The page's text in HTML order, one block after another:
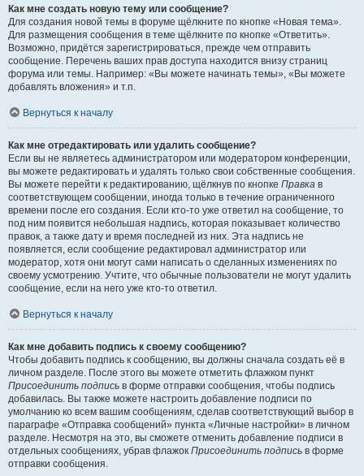
Как мне создать новую тему или сообщение?
Для создания новой темы в форуме щёлкните по кнопке «Новая тема».
Для размещения сообщения в теме щёлкните по кнопке «Ответить».
Возможно, придётся зарегистрироваться, прежде чем отправить
сообщение. Перечень ваших прав доступа находится внизу страниц
форума или темы. Например: «Вы можете начинать темы», «Вы можете
добавлять вложения» и т.п.
Вернуться к началу
Как мне отредактировать или удалить сообщение?
Если вы не являетесь администратором или модератором конференции,
вы можете редактировать и удалять только свои собственные сообщения.
Вы можете перейти к редактированию, щёлкнув по кнопке Правка в
соответствующем сообщении, иногда только в течение ограниченного
времени после его создания. Если кто-то уже ответил на сообщение, то
под ним появится небольшая надпись, которая показывает количество
правок, а также дату и время последней из них. Эта надпись не
появляется, если сообщение редактировал администратор или
модератор, хотя они могут сами написать о сделанных изменениях по
своему усмотрению. Учтите, что обычные пользователи не могут удалить
сообщение, если на него уже кто-то ответил.
Вернуться к началу
Как мне добавить подпись к своему сообщению?
Чтобы добавить подпись к сообщению, вы должны сначала создать её в
личном разделе. После этого вы можете отметить флажком пункт
Присоединить подпись в форме отправки сообщения, чтобы подпись
добавилась. Вы также можете настроить добавление подписи по
умолчанию ко всем вашим сообщениям, сделав соответствующий выбор в
параграфе «Отправка сообщений» пункта «Личные настройки» в личном
разделе. Несмотря на это, вы сможете отменить добавление подписи в
отдельных сообщениях, убрав флажок Присоединить подпись в форме
отправки сообщения.